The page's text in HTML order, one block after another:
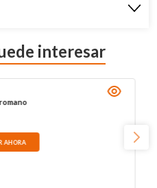
interesar
romano
AHORA